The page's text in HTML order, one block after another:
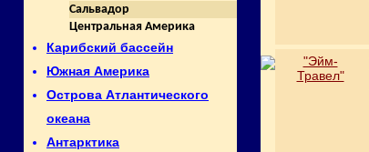
Сальвадор
Центральная Америка
Карибский бассейн
Южная Америка
Острова Атлантического
океана
Антарктика
"Эйм-
Травел"